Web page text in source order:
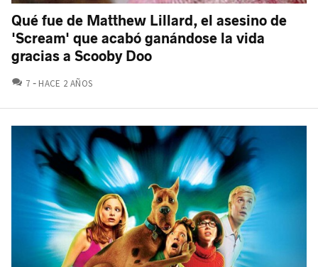
Qué fue de Matthew Lillard, el asesino de
'Scream' que acabó ganándose la vida
gracias a Scooby Doo
7 COMENTARIOS
HACE 2 AÑOS